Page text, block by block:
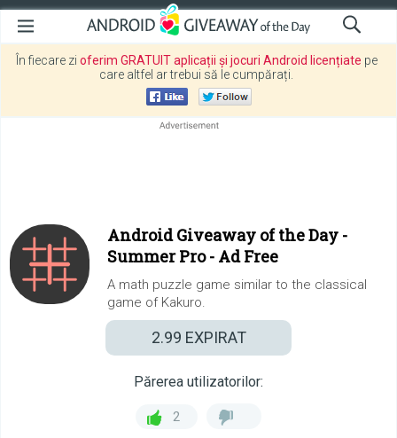
În fiecare zi oferim GRATUIT aplicații și jocuri Android licențiate pe
care altfel ar trebui să le cumpărați.
Android Giveaway of the Day -
Summer Pro - Ad Free
A math puzzle game similar to the classical
game of Kakuro.
2.99 EXPIRAT
Părerea utilizatorilor:
2